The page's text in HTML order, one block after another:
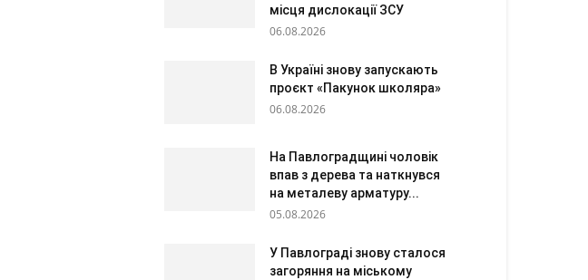
місця дислокації ЗСУ
06.08.2026
В Україні знову запускають
проєкт «Пакунок школяра»
06.08.2026
На Павлоградщині чоловік
впав з дерева та наткнувся
на металеву арматуру...
05.08.2026
У Павлограді знову сталося
загоряння на міському